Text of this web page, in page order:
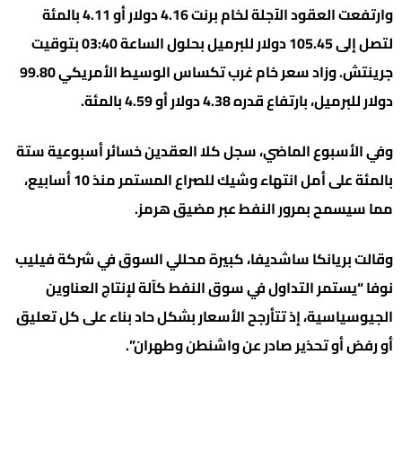
وارتفعت العقود الآجلة لخام برنت 4.16 دولار أو 4.11 بالمئة
لتصل إلى 105.45 دولار للبرميل بحلول الساعة 03:40 بتوقيت
جرينتش. وزاد سعر خام غرب تكساس الوسيط الأمريكي 99.80
دولار للبرميل، بارتفاع قدره 4.38 دولار أو 4.59 بالمئة.
وفي الأسبوع الماضي، سجل كلا العقدين خسائر أسبوعية ستة
بالمئة على أمل انتهاء وشيك للصراع المستمر منذ 10 أسابيع،
مما سيسمح بمرور النفط عبر مضيق هرمز.
وقالت بريانكا ساشديفا، كبيرة محللي السوق في شركة فيليب
نوفا “يستمر التداول في سوق النفط كآلة لإنتاج العناوين
الجيوسياسية، إذ تتأرجح الأسعار بشكل حاد بناء على كل تعليق
أو رفض أو تحذير صادر عن واشنطن وطهران”.